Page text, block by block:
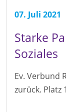
07. Juli 2021
Starke
Soziales
Ev. Verbund
zurück.